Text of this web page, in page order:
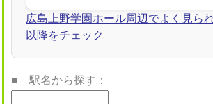
広島上野学園ホール周辺でよく見ら
以降をチェック
■ 駅名から探す：